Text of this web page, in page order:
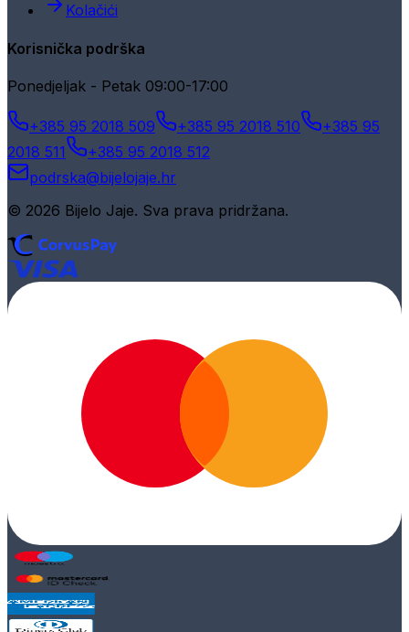
Kolačići
Korisnička podrška
Ponedjeljak - Petak 09:00-17:00
+385 95 2018 509 +385 95 2018 510
+385 95
2018 511
+385 95 2018 512
podrska@bijelojaje.hr
© 2026 Bijelo Jaje. Sva prava pridržana.